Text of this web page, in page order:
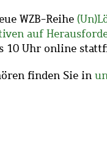
WZB-Reihe
auf
10 Uhr online
finden Sie in